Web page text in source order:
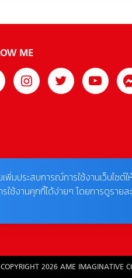
ME
2026 AME IMAGINATIVE
พิ่มประสบการณ์การใช้งานเว็บไซต์ใ
ช้งานคุกกี้ได้ง่ายๆ โดยการดูรายล